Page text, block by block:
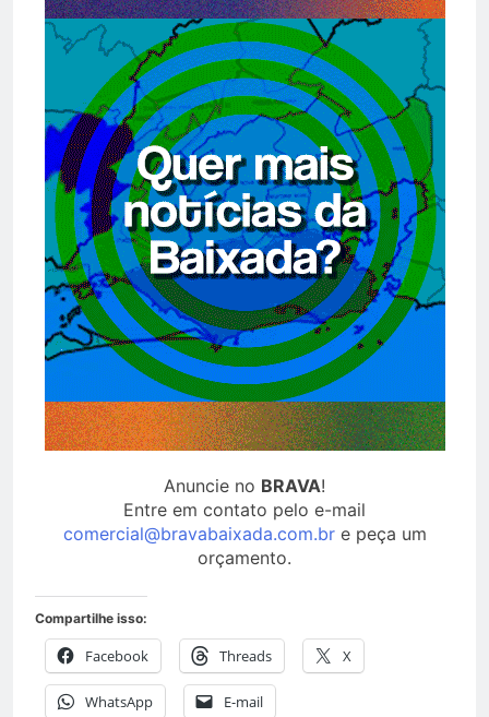
Anuncie no BRAVA!
Entre em contato pelo e-mail
comercial@bravabaixada.com.bre peça um
orçamento.
Compartilhe isso:
Facebook Threads X
WhatsApp E-mail